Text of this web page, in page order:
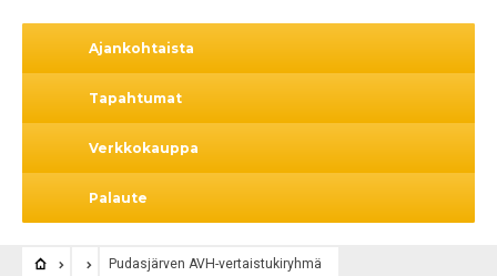
Ajankohtaista
Tapahtumat
Verkkokauppa
Palaute
Pudasjärven AVH-vertaistukiryhmä